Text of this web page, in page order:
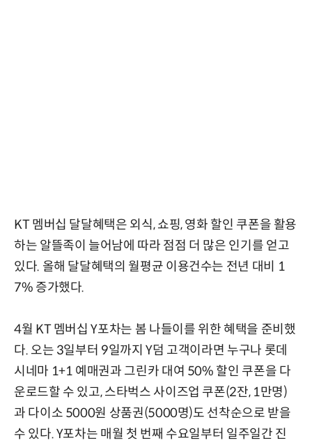
KT 멤버십 달달혜택은 외식, 쇼핑, 영화 할인 쿠폰을 활용
하는 알뜰족이 늘어남에 따라 점점 더 많은 인기를 얻고
있다. 올해 달달혜택의 월평균 이용건수는 전년 대비 1
7% 증가했다.
4월 KT 멤버십 Y포차는 봄 나들이를 위한 혜택을 준비했
다. 오는 3일부터 9일까지 Y덤 고객이라면 누구나 롯데
시네마 1+1 예매권과 그린카 대여 50% 할인 쿠폰을 다
운로드할 수 있고, 스타벅스 사이즈업 쿠폰(2잔, 1만명)
과 다이소 5000원 상품권(5000명)도 선착순으로 받을
수 있다. Y포차는 매월 첫 번째 수요일부터 일주일간 진